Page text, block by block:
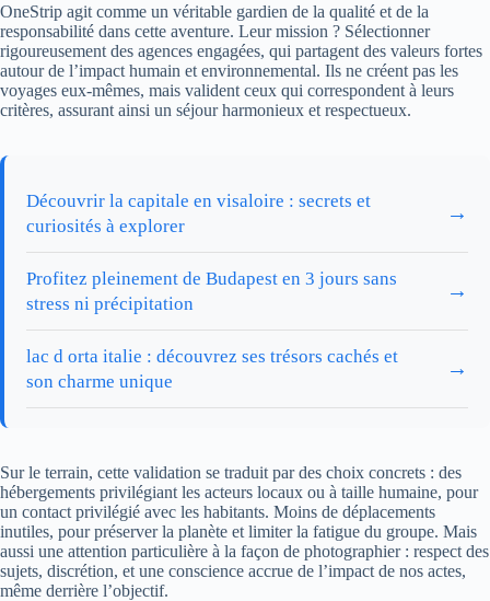
OneStrip agit comme un véritable gardien de la qualité et de la
responsabilité dans cette aventure. Leur mission ? Sélectionner
rigoureusement des agences engagées, qui partagent des valeurs fortes
autour de l’impact humain et environnemental. Ils ne créent pas les
voyages eux-mêmes, mais valident ceux qui correspondent à leurs
critères, assurant ainsi un séjour harmonieux et respectueux.
Découvrir la capitale en visaloire : secrets et
curiosités à explorer
→
Profitez pleinement de Budapest en 3 jours sans
stress ni précipitation
→
lac d orta italie : découvrez ses trésors cachés et
son charme unique
→
Sur le terrain, cette validation se traduit par des choix concrets : des
hébergements privilégiant les acteurs locaux ou à taille humaine, pour
un contact privilégié avec les habitants. Moins de déplacements
inutiles, pour préserver la planète et limiter la fatigue du groupe. Mais
aussi une attention particulière à la façon de photographier : respect des
sujets, discrétion, et une conscience accrue de l’impact de nos actes,
même derrière l’objectif.